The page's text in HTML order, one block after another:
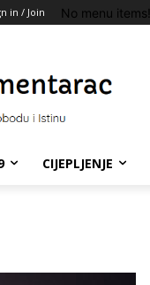
in / Join No menu items!
CIJEPLJENJE